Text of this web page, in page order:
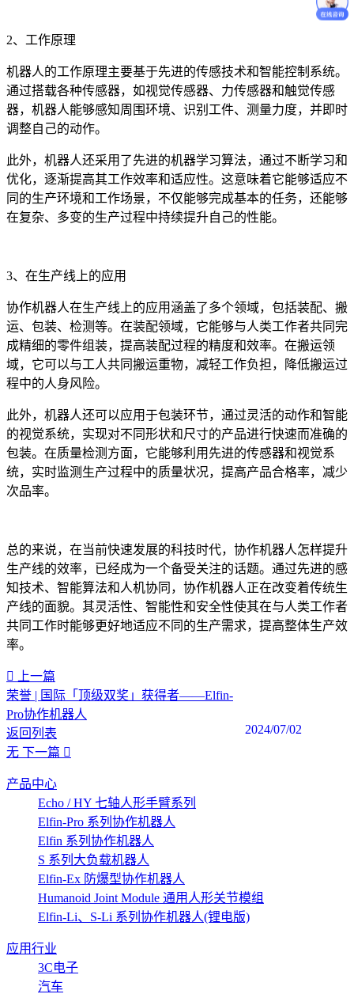
2、工作原理
机器人的工作原理主要基于先进的传感技术和智能控制系统。
通过搭载各种传感器，如视觉传感器、力传感器和触觉传感
器，机器人能够感知周围环境、识别工件、测量力度，并即时
调整自己的动作。
此外，机器人还采用了先进的机器学习算法，通过不断学习和
优化，逐渐提高其工作效率和适应性。这意味着它能够适应不
同的生产环境和工作场景，不仅能够完成基本的任务，还能够
在复杂、多变的生产过程中持续提升自己的性能。
3、在生产线上的应用
协作机器人在生产线上的应用涵盖了多个领域，包括装配、搬
运、包装、检测等。在装配领域，它能够与人类工作者共同完
成精细的零件组装，提高装配过程的精度和效率。在搬运领
域，它可以与工人共同搬运重物，减轻工作负担，降低搬运过
程中的人身风险。
此外，机器人还可以应用于包装环节，通过灵活的动作和智能
的视觉系统，实现对不同形状和尺寸的产品进行快速而准确的
包装。在质量检测方面，它能够利用先进的传感器和视觉系
统，实时监测生产过程中的质量状况，提高产品合格率，减少
次品率。
总的来说，在当前快速发展的科技时代，协作机器人怎样提升
生产线的效率，已经成为一个备受关注的话题。通过先进的感
知技术、智能算法和人机协同，协作机器人正在改变着传统生
产线的面貌。其灵活性、智能性和安全性使其在与人类工作者
共同工作时能够更好地适应不同的生产需求，提高整体生产效
率。
上一篇
荣誉 | 国际「顶级双奖」获得者——Elfin-
Pro协作机器人
2024/07/02
返回列表
无 下一篇
产品中心
Echo / HY 七轴人形手臂系列
Elfin-Pro 系列协作机器人
Elfin 系列协作机器人
S 系列大负载机器人
Elfin-Ex 防爆型协作机器人
Humanoid Joint Module 通用人形关节模组
Elfin-Li、S-Li 系列协作机器人(锂电版)
应用行业
3C电子
汽车